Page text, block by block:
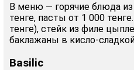
В меню — горячие блюда из
тенге, пасты от 1 000
тенге), стейк из филе
баклажаны в кисло-
Basilic